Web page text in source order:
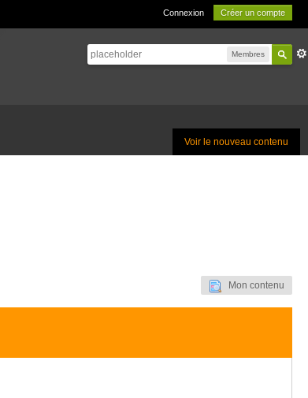
Connexion Créer un compte
Membres
Voir le nouveau contenu
Mon contenu